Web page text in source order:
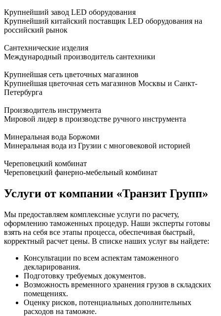
Крупнейший завод LED оборудования
Крупнейший китайский поставщик LED оборудования на
российский рынок
Сантехнические изделия
Международный производитель сантехники
Крупнейшая сеть цветочных магазинов
Крупнейшая цветочная сеть магазинов Москвы и Санкт-
Петербурга
Производитель инструмента
Мировой лидер в производстве ручного инструмента
Минеральная вода Боржоми
Минеральная вода из Грузии с многовековой историей
Череповецкий комбинат
Череповецкий фанерно-мебельный комбинат
Услуги от компании «Транзит Групп»
Мы предоставляем комплексные услуги по расчету,
оформлению таможенных процедур. Наши эксперты готовы
взять на себя все этапы процесса, обеспечивая быстрый,
корректный расчет цены. В списке наших услуг вы найдете:
Консультации по всем аспектам таможенного
декларирования.
Подготовку требуемых документов.
Возможность временного хранения грузов в складских
помещениях.
Оценку рисков, потенциальных дополнительных
расходов на таможне.